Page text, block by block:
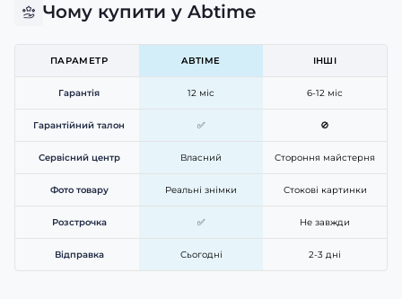
Чому купити у Abtime
ПАРАМЕТР ABTIME ІНШІ
Гарантія 12 міс 6-12 міс
Гарантійний талон ✅ 🚫
Сервісний центр Власний Стороння майстерня
Фото товару Реальні знімки Стокові картинки
Розстрочка ✅ Не завжди
Відправка Сьогодні 2-3 дні